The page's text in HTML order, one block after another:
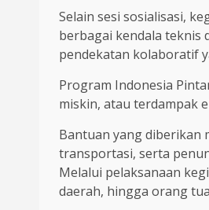
Selain sesi sosialisasi,
berbagai kendala teknis
pendekatan kolaboratif
Program Indonesia
miskin, atau terdampak
Bantuan yang diberikan
transportasi, serta
Melalui pelaksanaan
daerah, hingga orang